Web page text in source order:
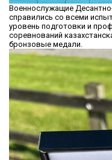
Военнослужащие
справились со всеми
уровень подготовки и
соревнований
бронзовые медали.